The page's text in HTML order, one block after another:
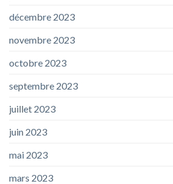
décembre 2023
novembre 2023
octobre 2023
septembre 2023
juillet 2023
juin 2023
mai 2023
mars 2023